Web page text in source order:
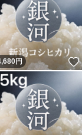
いね！
円